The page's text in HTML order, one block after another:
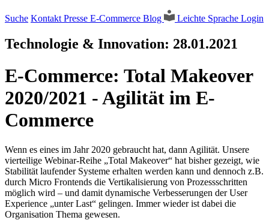
Suche Kontakt Presse E-Commerce Blog Leichte Sprache Login
Technologie & Innovation: 28.01.2021
E-Commerce: Total Makeover
2020/2021 - Agilität im E-
Commerce
Wenn es eines im Jahr 2020 gebraucht hat, dann Agilität. Unsere
vierteilige Webinar-Reihe „Total Makeover“ hat bisher gezeigt, wie
Stabilität laufender Systeme erhalten werden kann und dennoch z.B.
durch Micro Frontends die Vertikalisierung von Prozessschritten
möglich wird – und damit dynamische Verbesserungen der User
Experience „unter Last“ gelingen. Immer wieder ist dabei die
Organisation Thema gewesen.